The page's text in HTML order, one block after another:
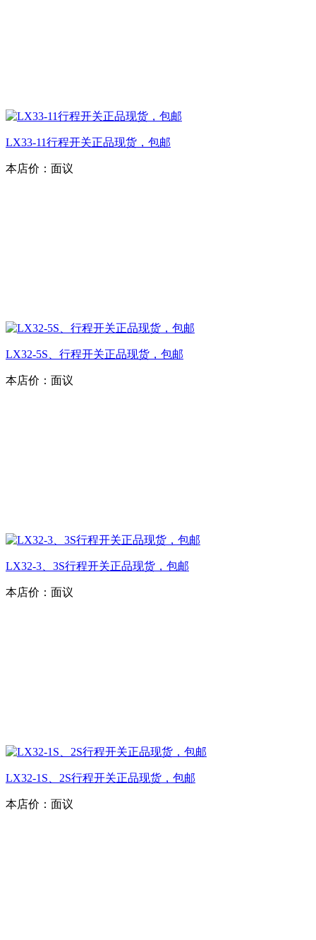
LX33-11行程开关正品现货，包邮
本店价： 面议
LX32-5S、行程开关正品现货，包邮
本店价： 面议
LX32-3、3S行程开关正品现货，包邮
本店价： 面议
LX32-1S、2S行程开关正品现货，包邮
本店价： 面议